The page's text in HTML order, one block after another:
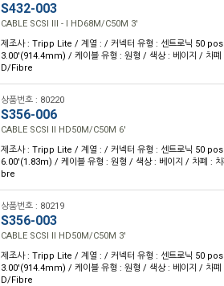
S432-003
CABLE SCSI III - I HD68M/C50M 3'
제조사 : Tripp Lite / 계열 : / 커넥터 유형 : 센트로닉 50
3.00'(914.4mm) / 케이블 유형 : 원형 / 색상 : 베이지 / 차폐
D/Fibre
상품번호 : 80220
S356-006
CABLE SCSI II HD50M/C50M 6'
제조사 : Tripp Lite / 계열 : / 커넥터 유형 : 센트로닉 50
6.00'(1.83m) / 케이블 유형 : 원형 / 색상 : 베이지 / 차폐 :
bre
상품번호 : 80219
S356-003
CABLE SCSI II HD50M/C50M 3'
제조사 : Tripp Lite / 계열 : / 커넥터 유형 : 센트로닉 50
3.00'(914.4mm) / 케이블 유형 : 원형 / 색상 : 베이지 / 차폐
D/Fibre